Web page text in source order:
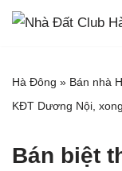
Hà Đông » Bán nhà
KĐT Dương Nội,
Bán biệt